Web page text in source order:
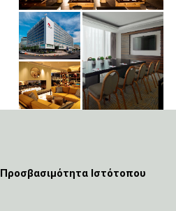
Προσβασιμότητα Ιστότοπου